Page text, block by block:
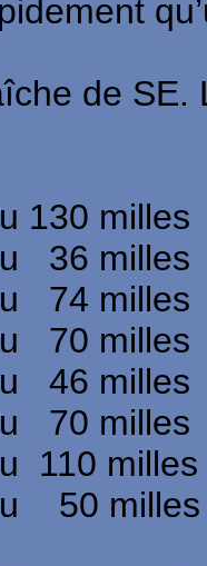
de SE.
130 milles
36 milles
74 milles
70 milles
46 milles
70 milles
110 milles
50 milles